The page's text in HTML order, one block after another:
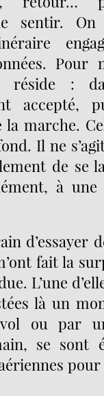
sentir.
Pour
réside :
accepté,
marche.
Il ne
de se
à
d’essayer
fait la
L’une
là un
ou par
se sont